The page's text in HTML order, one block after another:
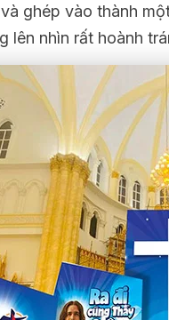
ghép vào thành
lên nhìn rất hoành